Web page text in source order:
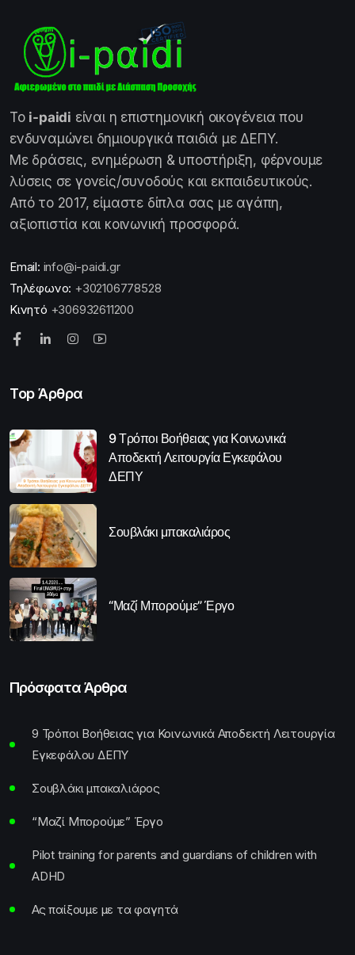
Το i-paidi είναι η επιστημονική οικογένεια που
ενδυναμώνει δημιουργικά παιδιά με ΔΕΠΥ.
Με δράσεις, ενημέρωση & υποστήριξη, φέρνουμε
λύσεις σε γονείς/συνοδούς και εκπαιδευτικούς.
Από το 2017, είμαστε δίπλα σας με αγάπη,
αξιοπιστία και κοινωνική προσφορά.
Email: info@i-paidi.gr
Τηλέφωνο: +302106778528
Κινητό +306932611200
Top Άρθρα
9 Τρόποι Βοήθειας για Κοινωνικά
Αποδεκτή Λειτουργία Εγκεφάλου
ΔΕΠΥ
Σουβλάκι μπακαλιάρος
“Μαζί Μπορούμε” Έργο
Πρόσφατα Άρθρα
9 Τρόποι Βοήθειας για Κοινωνικά Αποδεκτή Λειτουργία
Εγκεφάλου ΔΕΠΥ
Σουβλάκι μπακαλιάρος
“Μαζί Μπορούμε” Έργο
Pilot training for parents and guardians of children with
ADHD
Ας παίξουμε με τα φαγητά